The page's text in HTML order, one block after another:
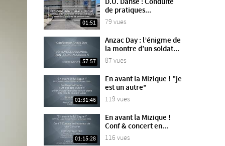
01:51
D.U. Danse : Conduite
de pratiques...
79 vues
57:57
Anzac Day : l’énigme de
la montre d’un soldat...
87 vues
01:31:46
En avant la Mizique ! "je
est un autre"
119 vues
01:15:28
En avant la Mizique !
Conf & concert en...
116 vues